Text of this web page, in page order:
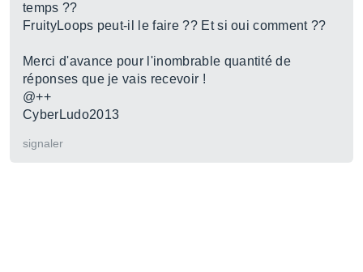
temps ??
FruityLoops peut-il le faire ?? Et si oui comment ??
Merci d'avance pour l'inombrable quantité de
réponses que je vais recevoir !
@++
CyberLudo2013
signaler